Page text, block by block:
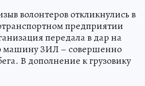
волонтеров откликнулись в
предприятии
передала в дар на
машину ЗИЛ – совершенно
В дополнение к грузовику